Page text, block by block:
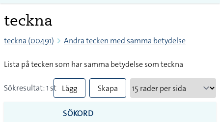
teckna
teckna (00491) Andra tecken med samma betydelse
Lista på tecken som har samma betydelse som teckna
Sökresultat: 1 st Lägg
till
Skapa
SÖKORD